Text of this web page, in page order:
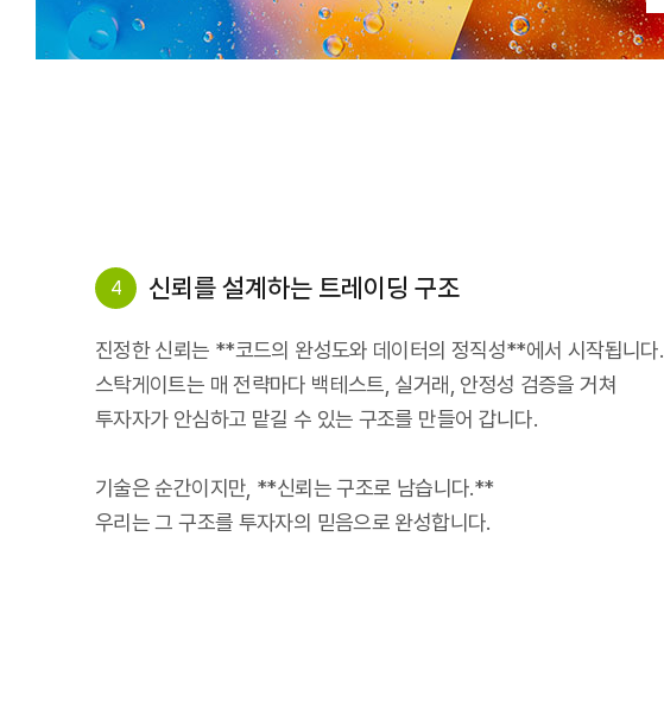
4 신뢰를 설계하는 트레이딩 구조
진정한 신뢰는 **코드의 완성도와 데이터의 정직성**에서 시작됩니다.
스탁게이트는 매 전략마다 백테스트, 실거래, 안정성 검증을 거쳐
투자자가 안심하고 맡길 수 있는 구조를 만들어 갑니다.
기술은 순간이지만, **신뢰는 구조로 남습니다.**
우리는 그 구조를 투자자의 믿음으로 완성합니다.